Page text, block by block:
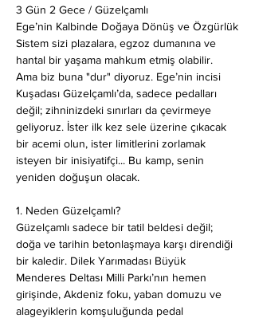
3 Gün 2 Gece / Güzelçamlı
Ege’nin Kalbinde Doğaya Dönüş ve Özgürlük
Sistem sizi plazalara, egzoz dumanına ve
hantal bir yaşama mahkum etmiş olabilir.
Ama biz buna "dur" diyoruz. Ege’nin incisi
Kuşadası Güzelçamlı’da, sadece pedalları
değil; zihninizdeki sınırları da çevirmeye
geliyoruz. İster ilk kez sele üzerine çıkacak
bir acemi olun, ister limitlerini zorlamak
isteyen bir inisiyatifçi... Bu kamp, senin
yeniden doğuşun olacak.
1. Neden Güzelçamlı?
Güzelçamlı sadece bir tatil beldesi değil;
doğa ve tarihin betonlaşmaya karşı direndiği
bir kaledir. Dilek Yarımadası Büyük
Menderes Deltası Milli Parkı’nın hemen
girişinde, Akdeniz foku, yaban domuzu ve
alageyiklerin komşuluğunda pedal